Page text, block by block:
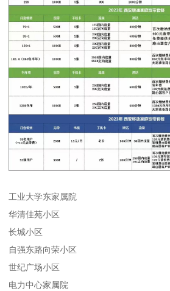
工业大学东家属院
华清佳苑小区
长城小区
自强东路向荣小区
世纪广场小区
电力中心家属院